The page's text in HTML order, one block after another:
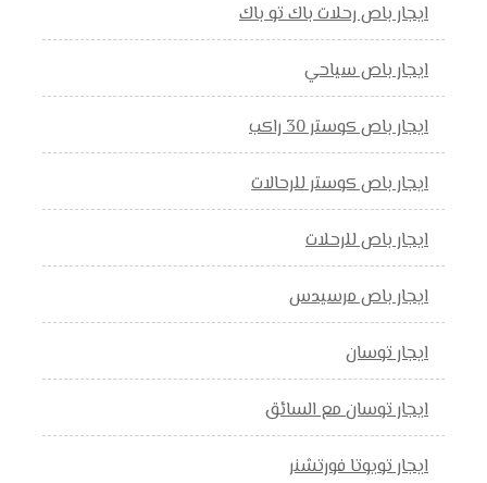
ايجار باص رحلات باك تو باك
ايجار باص سياحي
ايجار باص كوستر 30 راكب
ايجار باص كوستر للرحالات
ايجار باص للرحلات
ايجار باص مرسيدس
ايجار توسان
ايجار توسان مع السائق
ايجار تويوتا فورتشنر